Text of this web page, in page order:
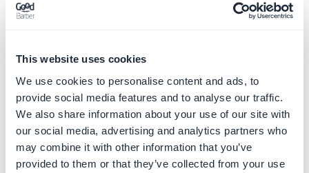
This website uses cookies
We use cookies to personalise content and ads, to
provide social media features and to analyse our traffic.
We also share information about your use of our site with
our social media, advertising and analytics partners who
may combine it with other information that you’ve
provided to them or that they’ve collected from your use
2. iOS
2/ Navegue até ao URL do PWA que deseja
adicionar como um ícone da tela inicial.
3/ Toque no botão Compartilhar na parte inferior da
janela do navegador. É representado por um quadrado
com uma seta para cima em primeiro plano.
4/ A folha de compartilhamento do iOS irá aparecer,